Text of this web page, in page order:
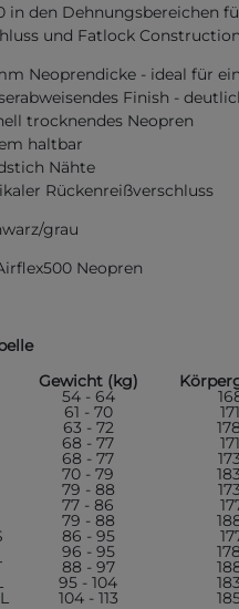
in den Dehnungsbereichen
und Fatlock
Neoprendicke - ideal für
Finish -
trocknendes Neopren
haltbar
Nähte
Rückenreißverschluss
grau
Neopren
Gewicht (kg)
54 - 64
61 - 70
63 - 72
68 - 77
68 - 77
70 - 79
79 - 88
77 - 86
79 - 88
86 - 95
96 - 95
88 - 97
95 - 104
104 - 113